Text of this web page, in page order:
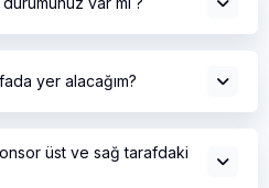
yer alacağım?
üst ve sağ tarafdaki